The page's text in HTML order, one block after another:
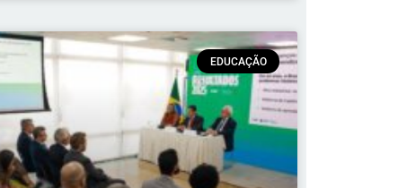
EDUCAÇÃO